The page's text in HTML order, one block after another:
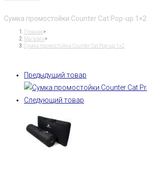
промостойки
Counter
Сумка промостойки Counter Cat Pop-up 1×2
Главная>
Магазин>
Сумка промостойки Counter Cat Pop-up 1×2
Предыдущий товар
Следующий товар